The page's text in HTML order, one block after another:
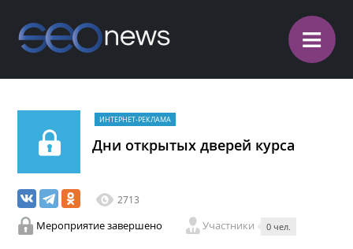
≡
ИНТЕРНЕТ-РЕКЛАМА
Дни открытых дверей курса
2713
Мероприятие завершено Участники 0 чел.